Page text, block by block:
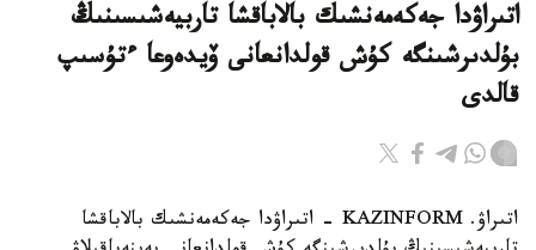
اتىراۋدا جەكەمەنشىك بالاباقشا تاربيەشىسىنىڭ
بۇلدىرشىنگە كۇش قولدانعانى ۆيدەوعا ءتۇسىپ
قالدى
اتىراۋ. KAZINFORM - اتىراۋدا جەكەمەنشىك بالاباقشا